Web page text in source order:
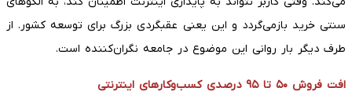
سنتی خرید بازمی‌گردد و این یعنی عقبگردی بزرگ برای توسعه کشور. از
طرف دیگر بار روانی این موضوع در جامعه نگران‌کننده است.
افت فروش ۵۰ تا ۹۵ درصدی کسب‌وکار‌های اینترنتی